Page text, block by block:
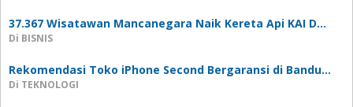
37.367 Wisatawan Mancanegara Naik Kereta Api KAI D…
Di BISNIS
Rekomendasi Toko iPhone Second Bergaransi di Bandu…
Di TEKNOLOGI